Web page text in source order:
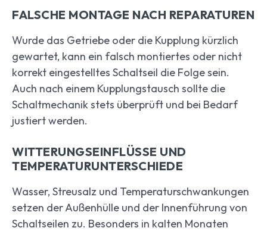
FALSCHE MONTAGE NACH REPARATUREN
Wurde das Getriebe oder die Kupplung kürzlich
gewartet, kann ein falsch montiertes oder nicht
korrekt eingestelltes Schaltseil die Folge sein.
Auch nach einem Kupplungstausch sollte die
Schaltmechanik stets überprüft und bei Bedarf
justiert werden.
WITTERUNGSEINFLÜSSE UND
TEMPERATURUNTERSCHIEDE
Wasser, Streusalz und Temperaturschwankungen
setzen der Außenhülle und der Innenführung von
Schaltseilen zu. Besonders in kalten Monaten